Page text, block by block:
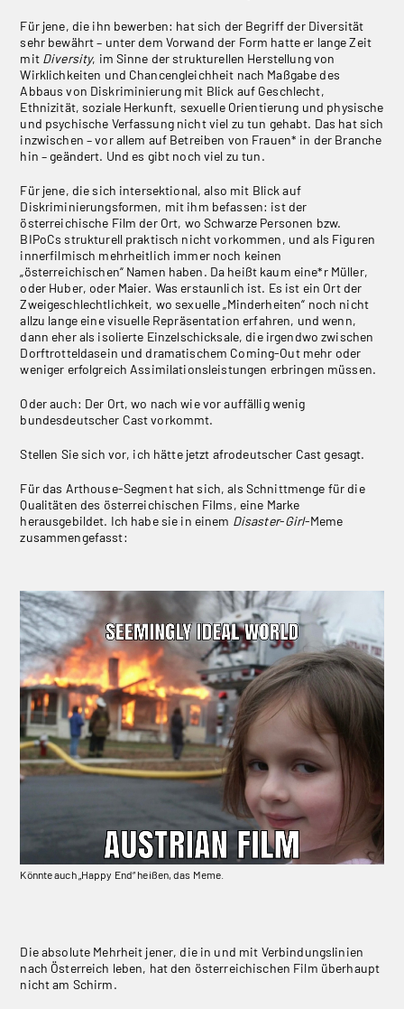
Für jene, die ihn bewerben: hat sich der Begriff der Diversität
sehr bewährt – unter dem Vorwand der Form hatte er lange Zeit
mit Diversity, im Sinne der strukturellen Herstellung von
Wirklichkeiten und Chancengleichheit nach Maßgabe des
Abbaus von Diskriminierung mit Blick auf Geschlecht,
Ethnizität, soziale Herkunft, sexuelle Orientierung und physische
und psychische Verfassung nicht viel zu tun gehabt. Das hat sich
inzwischen – vor allem auf Betreiben von Frauen* in der Branche
hin – geändert. Und es gibt noch viel zu tun.
Für jene, die sich intersektional, also mit Blick auf
Diskriminierungsformen, mit ihm befassen: ist der
österreichische Film der Ort, wo Schwarze Personen bzw.
BIPoCs strukturell praktisch nicht vorkommen, und als Figuren
innerfilmisch mehrheitlich immer noch keinen
„österreichischen“ Namen haben. Da heißt kaum eine*r Müller,
oder Huber, oder Maier. Was erstaunlich ist. Es ist ein Ort der
Zweigeschlechtlichkeit, wo sexuelle „Minderheiten“ noch nicht
allzu lange eine visuelle Repräsentation erfahren, und wenn,
dann eher als isolierte Einzelschicksale, die irgendwo zwischen
Dorftrotteldasein und dramatischem Coming-Out mehr oder
weniger erfolgreich Assimilationsleistungen erbringen müssen.
Oder auch: Der Ort, wo nach wie vor auffällig wenig
bundesdeutscher Cast vorkommt.
Stellen Sie sich vor, ich hätte jetzt afrodeutscher Cast gesagt.
Für das Arthouse-Segment hat sich, als Schnittmenge für die
Qualitäten des österreichischen Films, eine Marke
herausgebildet. Ich habe sie in einem Disaster-Girl-Meme
zusammengefasst:
Könnte auch „Happy End“ heißen, das Meme.
Die absolute Mehrheit jener, die in und mit Verbindungslinien
nach Österreich leben, hat den österreichischen Film überhaupt
nicht am Schirm.